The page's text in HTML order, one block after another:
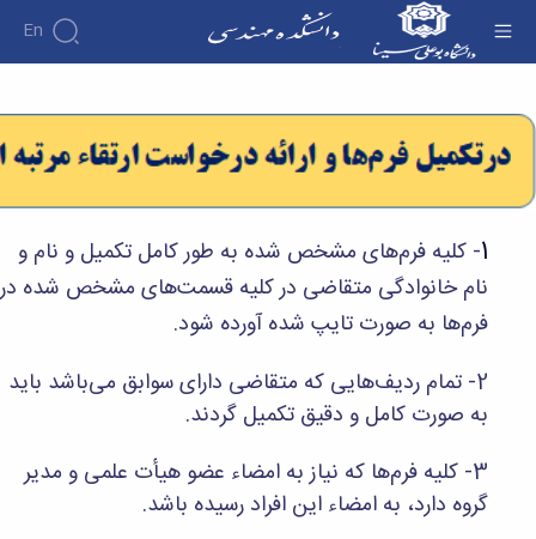
En
دانشکده
درباره
دانشکده
دانشکده
روسای
پیشین
افتخارات
آلبوم
عکس
اطلاعات
تماس
دانشکده
معاونت
آموزشی
آموزش
دوره
فرم
ها
و
آئین
نامه
ها
آیین‌نامه‌های
معاونت
آموزشی
تکمیلی
ها
پژوهش
هفته
پژوهش
کارگاه ها
آزمایشگاه
برق
گروه
عمران
گروه
مکانیک
گروه
افراد
اساتید
اساتید
دانشکده
اساتید
بازنشسته
کارکنان
مهندسی
گروه
گروه
های
آموزشی
برق
مهندسی
مواد
عمران
مهندسی
مهندسی
1- کلیه فرم‌های مشخص شده به طور کامل تکمیل و نام و
نام خانوادگی متقاضی در کلیه قسمت‌های مشخص شده در
فرم‌ها به صورت تایپ شده آورده شود.
2- تمام ردیف‌هایی که متقاضی دارای سوابق می‌باشد باید
به صورت کامل و دقیق تکمیل گردند.
3- کلیه فرم‌ها که نیاز به امضاء عضو هیأت علمی و مدیر
گروه دارد، به امضاء این افراد رسیده باشد.